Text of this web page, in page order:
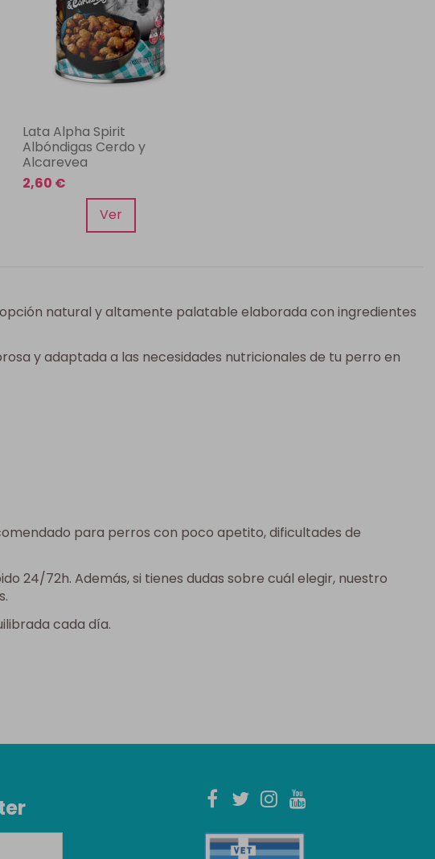
Lata Alpha Spirit
Albóndigas Cerdo y
Alcarevea
2,60 €
Ver
natural y altamente palatable elaborada con ingredientes
y adaptada a las necesidades nutricionales de tu perro en
para perros con poco apetito, dificultades de
24/72h. Además, si tienes dudas sobre cuál elegir, nuestro
cada día.